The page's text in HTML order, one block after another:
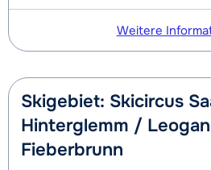
Weitere
Skigebiet: Skicircus
Hinterglemm /
Fieberbrunn